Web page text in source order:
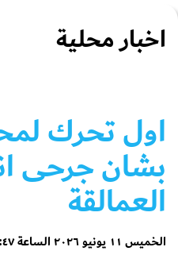
اخبار محلية
اول تحرك
بشان جرحى
العمالقة
الخميس ١١ يونيو ٢٠٢٦ الساعة ٠٧:٤٧ مساءً